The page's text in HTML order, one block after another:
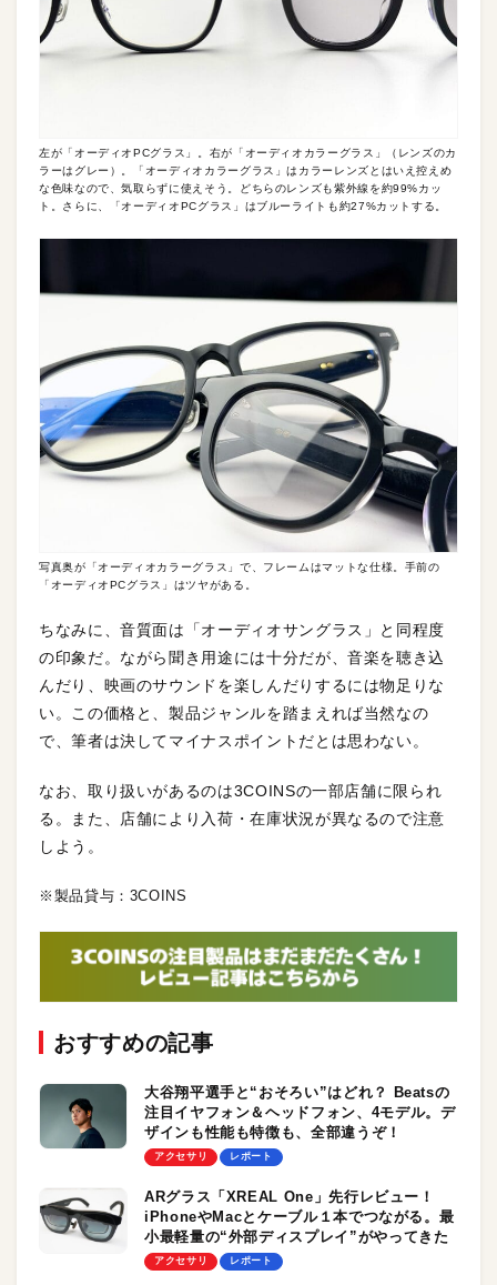
左が「オーディオPCグラス」。右が「オーディオカラーグラス」（レンズのカ
ラーはグレー）。「オーディオカラーグラス」はカラーレンズとはいえ控えめ
な色味なので、気取らずに使えそう。どちらのレンズも紫外線を約99%カッ
ト。さらに、「オーディオPCグラス」はブルーライトも約27%カットする。
写真奥が「オーディオカラーグラス」で、フレームはマットな仕様。手前の
「オーディオPCグラス」はツヤがある。
ちなみに、音質面は「オーディオサングラス」と同程度
の印象だ。ながら聞き用途には十分だが、音楽を聴き込
んだり、映画のサウンドを楽しんだりするには物足りな
い。この価格と、製品ジャンルを踏まえれば当然なの
で、筆者は決してマイナスポイントだとは思わない。
なお、取り扱いがあるのは3COINSの一部店舗に限られ
る。また、店舗により入荷・在庫状況が異なるので注意
しよう。
※製品貸与：3COINS
おすすめの記事
大谷翔平選手と“おそろい”はどれ？ Beatsの
注目イヤフォン＆ヘッドフォン、4モデル。デ
ザインも性能も特徴も、全部違うぞ！
アクセサリ レポート
ARグラス「XREAL One」先行レビュー！
iPhoneやMacとケーブル１本でつながる。最
小最軽量の“外部ディスプレイ”がやってきた
アクセサリ レポート